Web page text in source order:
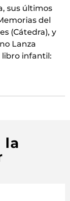
sus últimos
del
(Cátedra), y
Lanza
libro infantil:
la